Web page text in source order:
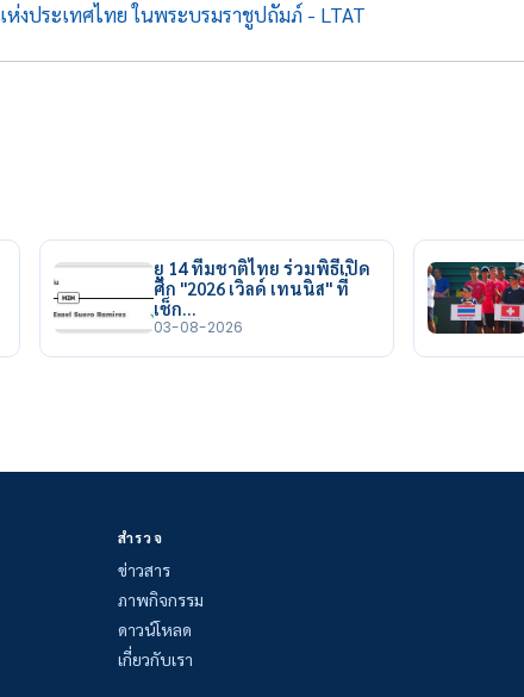
งประเทศไทย ในพระบรมราชูปถัมภ์ - LTAT
ยู 14 ทีมชาติไทย ร่วมพิธีเปิด
ศึก "2026 เวิลด์ เทนนิส" ที่
เช็ก…
03-08-2026
สำรวจ
ข่าวสาร
ภาพกิจกรรม
ดาวน์โหลด
เกี่ยวกับเรา